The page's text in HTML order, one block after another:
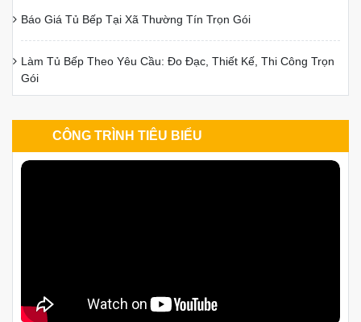
Báo Giá Tủ Bếp Tại Xã Thường Tín Trọn Gói
Làm Tủ Bếp Theo Yêu Cầu: Đo Đạc, Thiết Kế, Thi Công Trọn
Gói
CÔNG TRÌNH TIÊU BIỂU